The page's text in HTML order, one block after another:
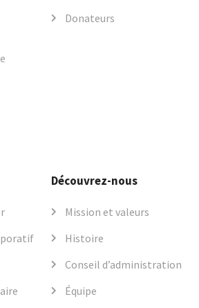
Donateurs
Découvrez-nous
Mission et valeurs
Histoire
Conseil d’administration
Équipe